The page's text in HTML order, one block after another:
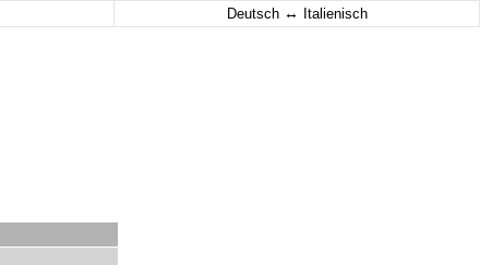
Deutsch ↔ Italienisch